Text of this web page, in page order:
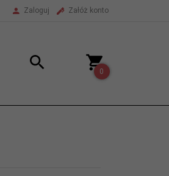
Zaloguj Załóż konto
0